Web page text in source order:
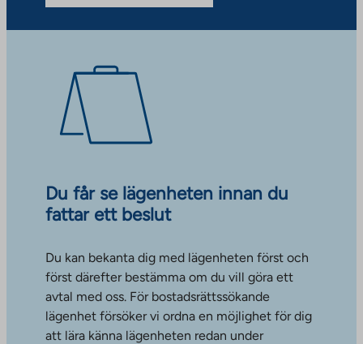
Du får se lägenheten innan du
fattar ett beslut
Du kan bekanta dig med lägenheten först och
först därefter bestämma om du vill göra ett
avtal med oss. För bostadsrättssökande
lägenhet försöker vi ordna en möjlighet för dig
att lära känna lägenheten redan under